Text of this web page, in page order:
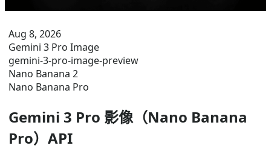
Aug 8, 2026
Gemini 3 Pro Image
gemini-3-pro-image-preview
Nano Banana 2
Nano Banana Pro
Gemini 3 Pro 影像（Nano Banana
Pro）API